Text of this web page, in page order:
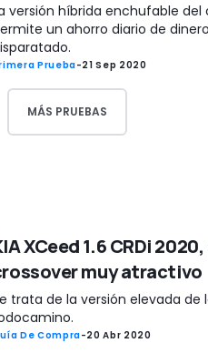
versión híbrida enchufable del
un ahorro diario de
Prueba-21 Sep 2020
MÁS PRUEBAS
XCeed 1.6 CRDi
muy atractivo
trata de la versión elevada
De Compra-20 Abr 2020